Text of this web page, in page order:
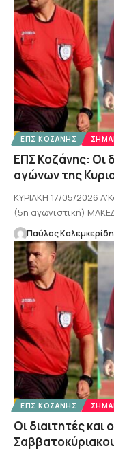
ΕΠΣ ΚΟΖΆΝΗΣ
ΕΠΣ Κοζάνης: Οι
αγώνων της
ΚΥΡΙΑΚΗ 17/05/2026
(5η αγωνιστική)
Παύλος
ΕΠΣ ΚΟΖΆΝΗΣ
Οι διαιτητές